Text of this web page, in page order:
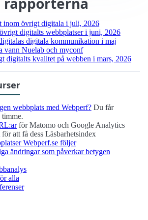
inom övrigt digitala i juli, 2026
digitalts webbplatser i juni, 2026
digitala kommunikation i maj
vann Nuelab och myconf
digitalts kvalitet på webben i mars, 2026
webbplats med Webperf? Du får
timme.
för Matomo och Google Analytics
för att få dess Läsbarhetsindex
Webperf.se följer
ändringar som påverkar betygen
alla